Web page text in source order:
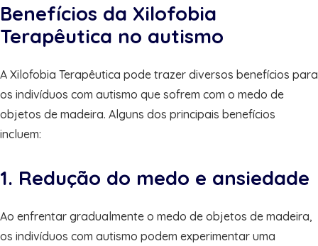
Benefícios da Xilofobia
Terapêutica no autismo
A Xilofobia Terapêutica pode trazer diversos benefícios para
os indivíduos com autismo que sofrem com o medo de
objetos de madeira. Alguns dos principais benefícios
incluem:
1. Redução do medo e ansiedade
Ao enfrentar gradualmente o medo de objetos de madeira,
os indivíduos com autismo podem experimentar uma